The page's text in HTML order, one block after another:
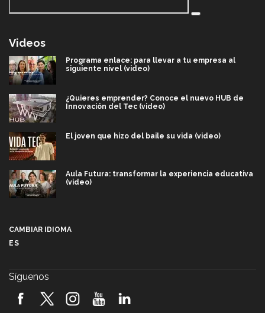
Videos
Programa enlace: para llevar a tu empresa al
siguiente nivel (video)
¿Quieres emprender? Conoce el nuevo HUB de
Innovación del Tec (video)
El joven que hizo del baile su vida (video)
Aula Futura: transformar la experiencia educativa
(video)
2026! (video)
CAMBIAR IDIOMA
ES
Síguenos